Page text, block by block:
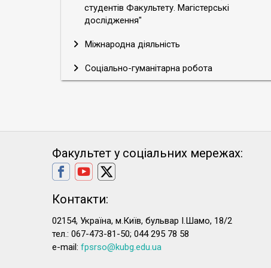
студентів Факультету. Магістерські
дослідження"
Міжнародна діяльність
Соціально-гуманітарна робота
Факультет у соціальних мережах:
Контакти:
02154, Україна, м.Київ, бульвар І.Шамо, 18/2
тел.: 067-473-81-50; 044 295 78 58
e-mail: fpsrso@kubg.edu.ua